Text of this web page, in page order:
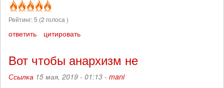
Рейтинг:5 (2 голоса )
ответить цитировать
Вот чтобы анархизм не
Ссылка 15 мая, 2019 - 01:13 - mani